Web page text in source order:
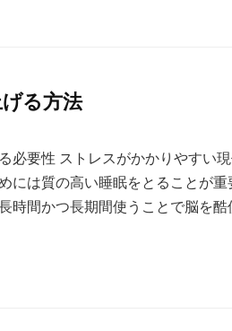
る方法
必要性 ストレスがかかりやすい
には質の高い睡眠をとることが
時間かつ長期間使うことで脳を